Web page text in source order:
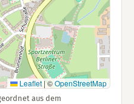
Leaflet |©OpenStreetMap
aus dem